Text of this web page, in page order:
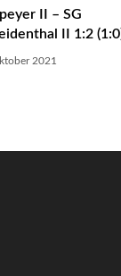
II – SG
II 1:2
2021